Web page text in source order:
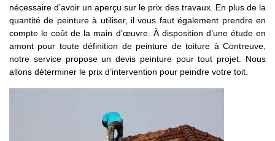
nécessaire d’avoir un aperçu sur le prix des travaux. En plus de la
quantité de peinture à utiliser, il vous faut également prendre en
compte le coût de la main d’œuvre. À disposition d’une étude en
amont pour toute définition de peinture de toiture à Contreuve,
notre service propose un devis peinture pour tout projet. Nous
allons déterminer le prix d’intervention pour peindre votre toit.